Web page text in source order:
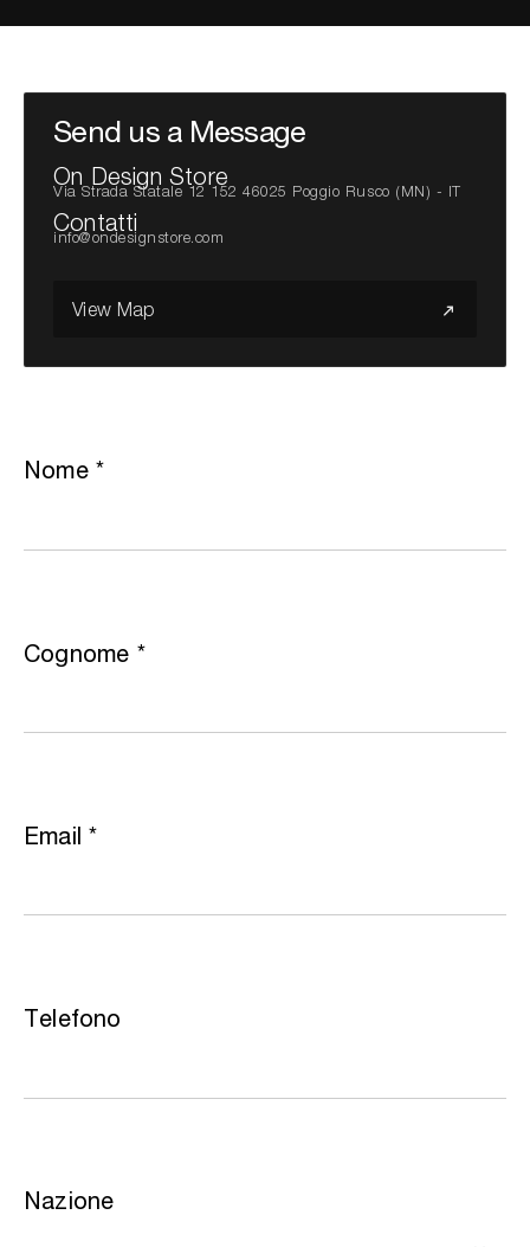
Send us a Message
On Design Store
Via Strada Statale 12 152 46025 Poggio Rusco (MN) - IT
Contatti
info@ondesignstore.com
View Map
Nome*
Cognome *
Email *
Telefono
Nazione